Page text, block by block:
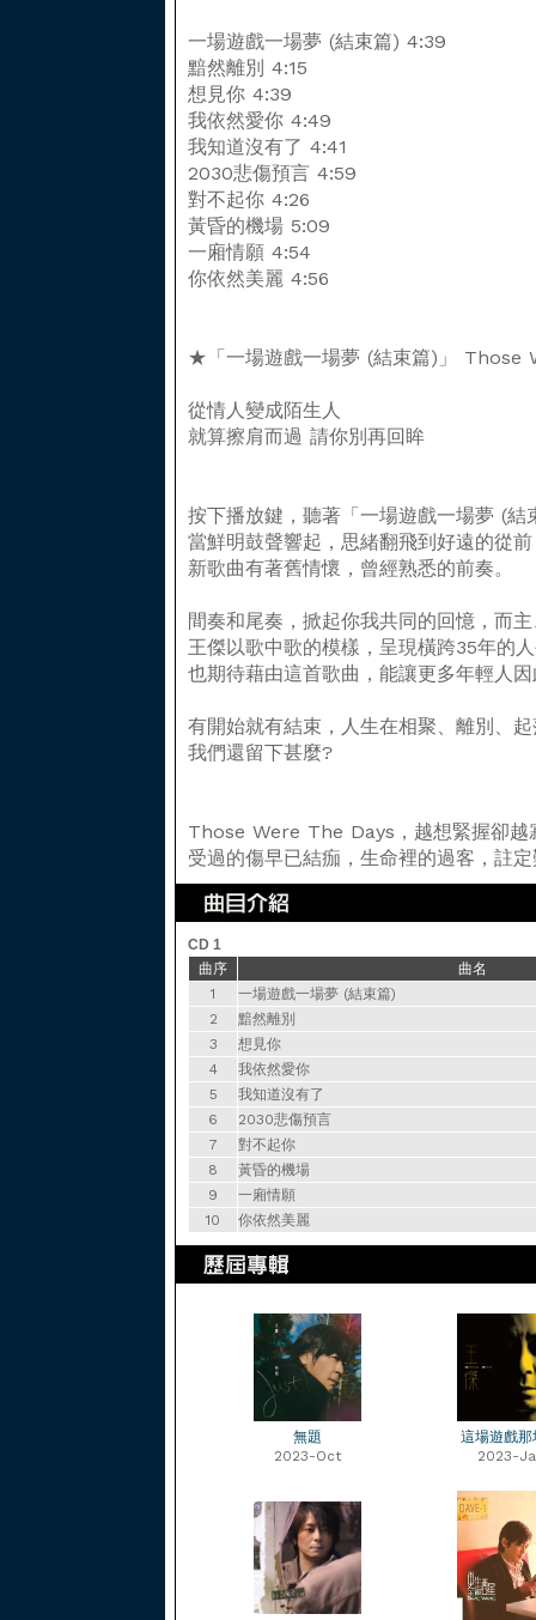
一場遊戲一場夢 (結束篇) 4:39
黯然離別 4:15
想見你 4:39
我依然愛你 4:49
我知道沒有了 4:41
2030悲傷預言 4:59
對不起你 4:26
黃昏的機場 5:09
一廂情願 4:54
你依然美麗 4:56
★「一場遊戲一場夢 (結束篇)」 Those
從情人變成陌生人
就算擦肩而過 請你別再回眸
按下播放鍵，聽著「一場遊戲一場夢 (結
當鮮明鼓聲響起，思緒翻飛到好遠的從
新歌曲有著舊情懷，曾經熟悉的前奏。
間奏和尾奏，掀起你我共同的回憶，而
王傑以歌中歌的模樣，呈現橫跨35年的
也期待藉由這首歌曲，能讓更多年輕人
有開始就有結束，人生在相聚、離別、
我們還留下甚麼?
Those Were The Days，越想緊握卻越
受過的傷早已結痂，生命裡的過客，註
CD 1
曲序
曲名
1
一場遊戲一場夢 (結束篇)
2
黯然離別
3
想見你
4
我依然愛你
5
我知道沒有了
6
2030悲傷預言
7
對不起你
8
黃昏的機場
9
一廂情願
10
你依然美麗
無題
2023-Oct
這場遊戲那
2023-